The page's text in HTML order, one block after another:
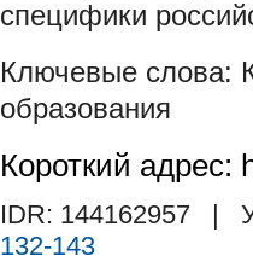
специфики
образования
Короткий адрес:
IDR: 144162957
|
132-143